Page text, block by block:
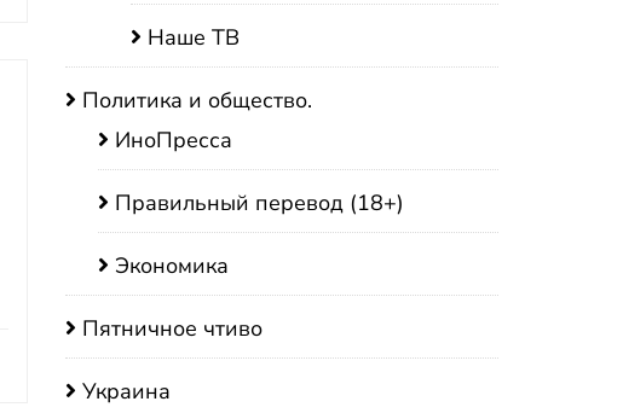
Наше ТВ
Политика и общество.
ИноПресса
Правильный перевод (18+)
Экономика
Пятничное чтиво
Украина